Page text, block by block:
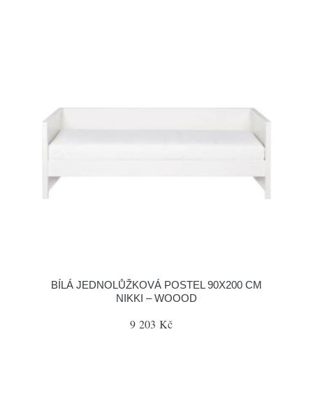
BÍLÁ JEDNOLŮŽKOVÁ POSTEL 90X200 CM
NIKKI – WOOOD
9 203 Kč